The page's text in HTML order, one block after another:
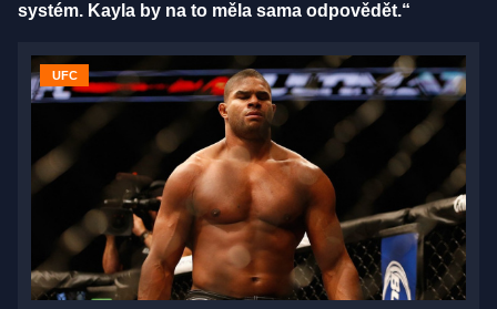
systém. Kayla by na to měla sama odpovědět.“
UFC